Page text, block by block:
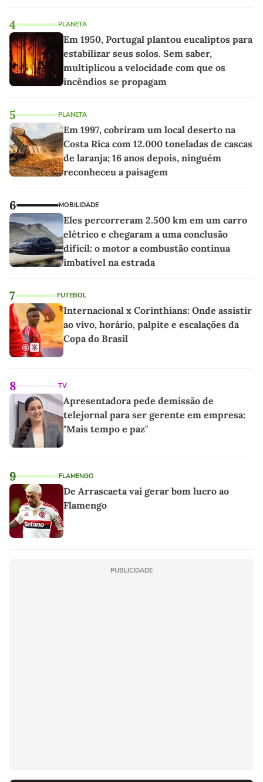
4 PLANETA
Em 1950, Portugal plantou eucaliptos para
estabilizar seus solos. Sem saber,
multiplicou a velocidade com que os
incêndios se propagam
5 PLANETA
Em 1997, cobriram um local deserto na
Costa Rica com 12.000 toneladas de cascas
de laranja; 16 anos depois, ninguém
reconheceu a paisagem
6 MOBILIDADE
Eles percorreram 2.500 km em um carro
elétrico e chegaram a uma conclusão
difícil: o motor a combustão continua
imbatível na estrada
7 FUTEBOL
Internacional x Corinthians: Onde assistir
ao vivo, horário, palpite e escalações da
Copa do Brasil
8 TV
Apresentadora pede demissão de
telejornal para ser gerente em empresa:
"Mais tempo e paz"
9 FLAMENGO
De Arrascaeta vai gerar bom lucro ao
Flamengo
PUBLICIDADE